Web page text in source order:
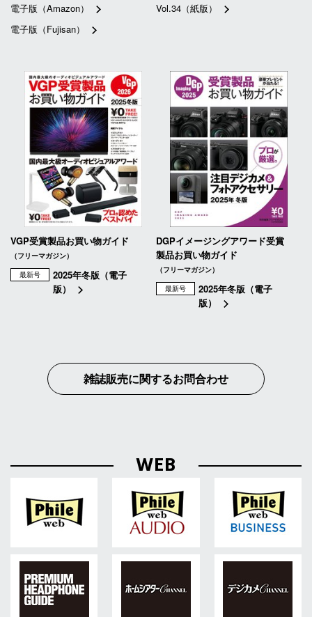
電子版（Amazon）
電子版（Fujisan）
Vol.34（紙版）
VGP受賞製品お買い物ガイド
（フリーマガジン）
最新号
2025年冬版（電子
版）
DGPイメージングアワード受賞
製品お買い物ガイド
（フリーマガジン）
最新号
2025年冬版（電子
版）
雑誌販売に関するお問合わせ
WEB